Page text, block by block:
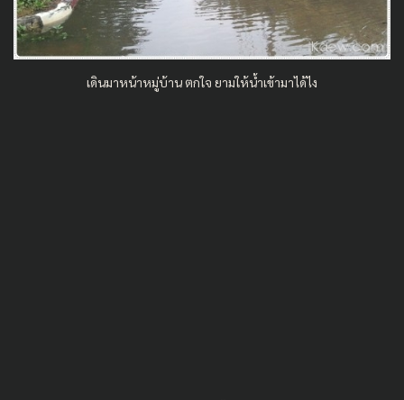
เดินมาหน้าหมู่บ้าน ตกใจ ยามให้น้ำเข้ามาได้ไง